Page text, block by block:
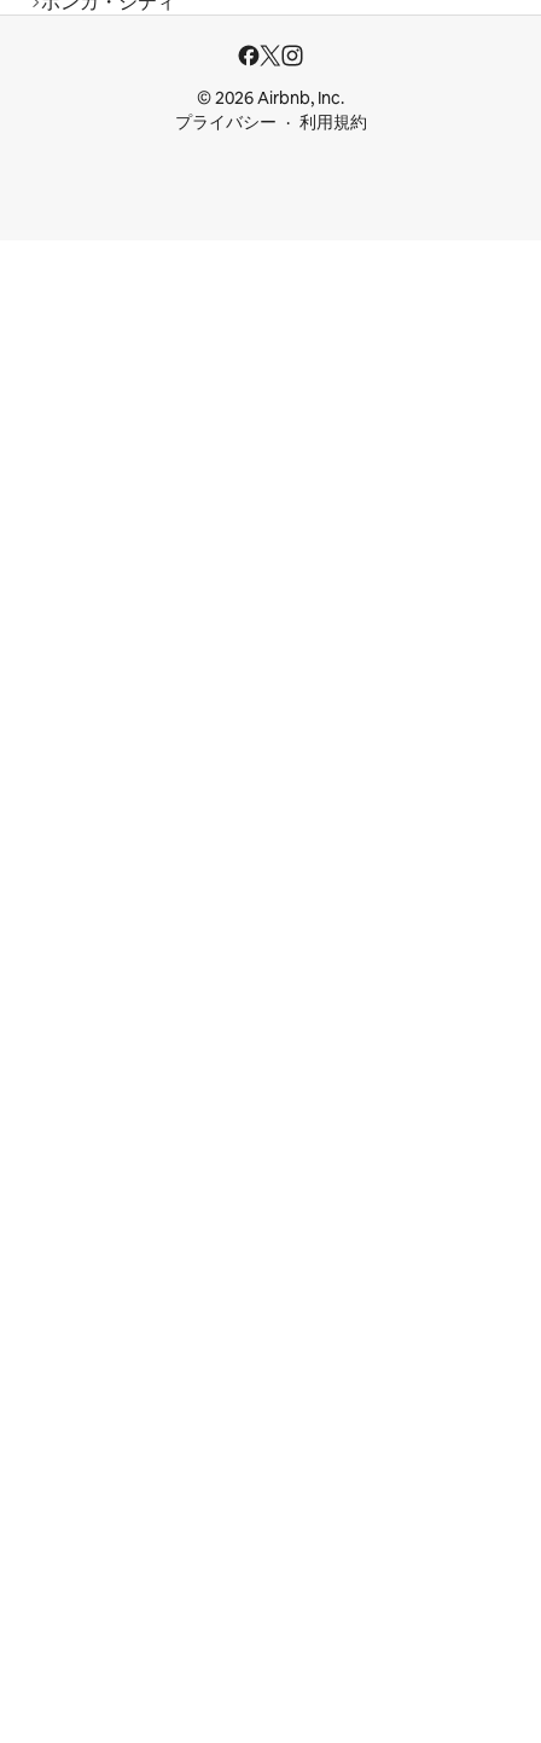
© 2026 Airbnb, Inc.
プライバシー
利用規約